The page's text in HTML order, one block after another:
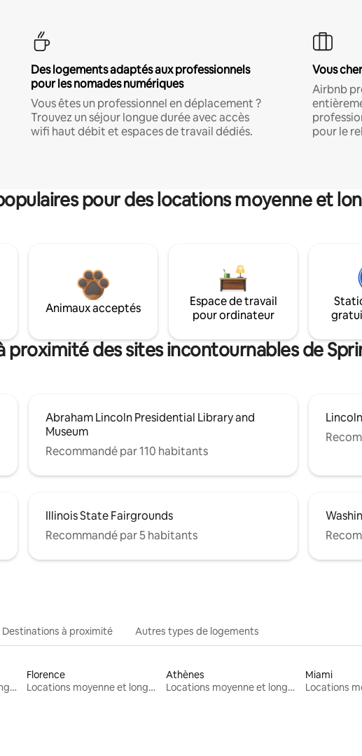
Des logements adaptés aux professionnels
pour les nomades numériques
Vous êtes un professionnel en déplacement ?
Trouvez un séjour longue durée avec accès
wifi haut débit et espaces de travail dédiés.
Vous
Airbnb
pour le
pour des locations moyenne et
Animaux acceptés
Espace de travail
pour ordinateur
proximité des sites incontournables de
Abraham Lincoln Presidential Library and
Museum
Recommandé par 110 habitants
Illinois State Fairgrounds
Recommandé par 5 habitants
Destinations à proximité Autres types de logements
Locations moyenne et longue durée
Florence
Locations moyenne et longue durée
Athènes
Locations moyenne et longue durée
Miami